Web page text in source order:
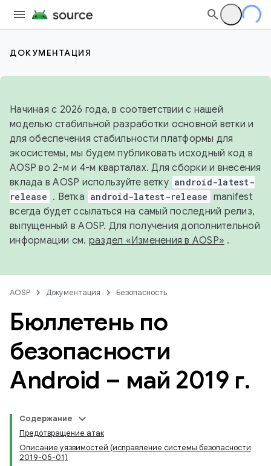
ДОКУМЕНТАЦИЯ
Начиная с 2026 года, в соответствии с нашей
моделью стабильной разработки основной ветки и
для обеспечения стабильности платформы для
экосистемы, мы будем публиковать исходный код в
AOSP во 2-м и 4-м кварталах. Для сборки и внесения
вклада в AOSP используйте ветку android-latest-
release . Ветка android-latest-release manifest
всегда будет ссылаться на самый последний релиз,
выпущенный в AOSP. Для получения дополнительной
информации см. раздел «Изменения в AOSP» .
AOSP Документация Безопасность
Бюллетень по
безопасности
Android – май 2019 г.
Содержание
Предотвращение атак
Описание уязвимостей (исправление системы безопасности
2019-05-01)